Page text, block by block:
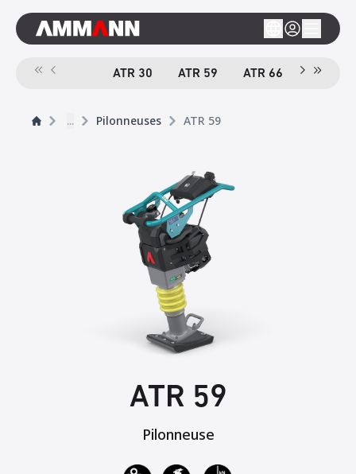
ATR 30 ATR 59 ATR 66 ACR 70
... Pilonneuses ATR 59
ATR 59
Pilonneuse